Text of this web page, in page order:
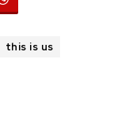
this is us